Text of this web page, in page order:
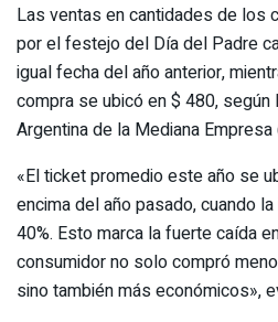
Las ventas en cantidades de los
por el festejo del Día del Padre
igual fecha del año anterior,
compra se ubicó en $ 480, según
Argentina de la Mediana Empresa
«El ticket promedio este año se
encima del año pasado, cuando
40%. Esto marca la fuerte caída
consumidor no solo compró
sino también más económicos»,